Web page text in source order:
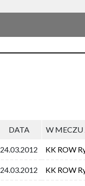
DATA W MECZU
24.03.2012 KK ROW
24.03.2012 KK ROW
DATA W MECZU
24.03.2012 KK ROW
24.03.2012 KK ROW